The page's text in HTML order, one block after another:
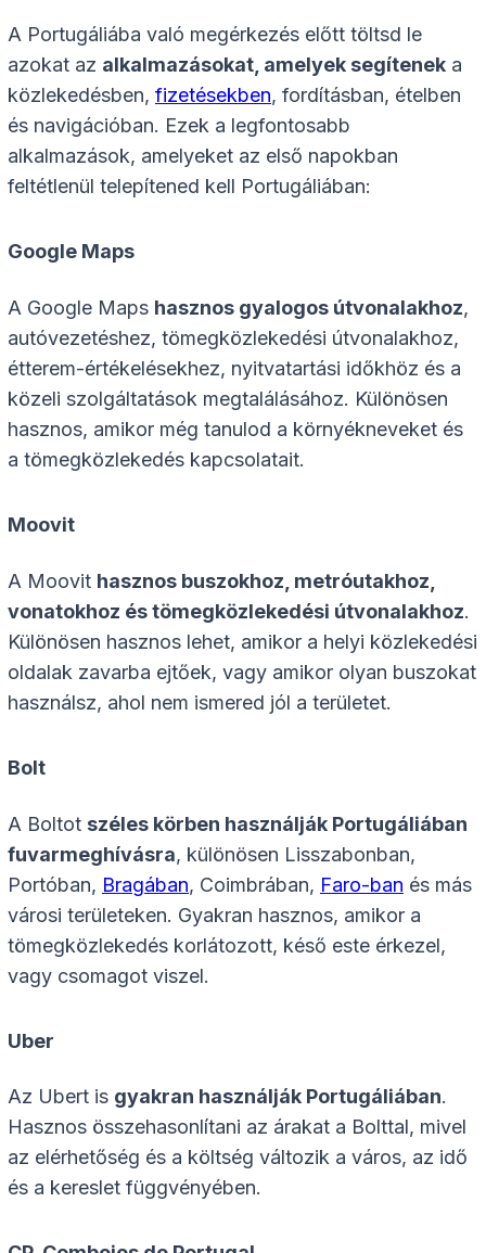
A Portugáliába való megérkezés előtt töltsd le
azokat az alkalmazásokat, amelyek segítenek a
közlekedésben, fizetésekben, fordításban, ételben
és navigációban. Ezek a legfontosabb
alkalmazások, amelyeket az első napokban
feltétlenül telepítened kell Portugáliában:
Google Maps
A Google Maps hasznos gyalogos útvonalakhoz,
autóvezetéshez, tömegközlekedési útvonalakhoz,
étterem-értékelésekhez, nyitvatartási időkhöz és a
közeli szolgáltatások megtalálásához. Különösen
hasznos, amikor még tanulod a környékneveket és
a tömegközlekedés kapcsolatait.
Moovit
A Moovit hasznos buszokhoz, metróutakhoz,
vonatokhoz és tömegközlekedési útvonalakhoz.
Különösen hasznos lehet, amikor a helyi közlekedési
oldalak zavarba ejtőek, vagy amikor olyan buszokat
használsz, ahol nem ismered jól a területet.
Bolt
A Boltot széles körben használják Portugáliában
fuvarmeghívásra, különösen Lisszabonban,
Portóban, Bragában, Coimbrában, Faro-ban és más
városi területeken. Gyakran hasznos, amikor a
tömegközlekedés korlátozott, késő este érkezel,
vagy csomagot viszel.
Uber
Az Ubert is gyakran használják Portugáliában.
Hasznos összehasonlítani az árakat a Bolttal, mivel
az elérhetőség és a költség változik a város, az idő
és a kereslet függvényében.